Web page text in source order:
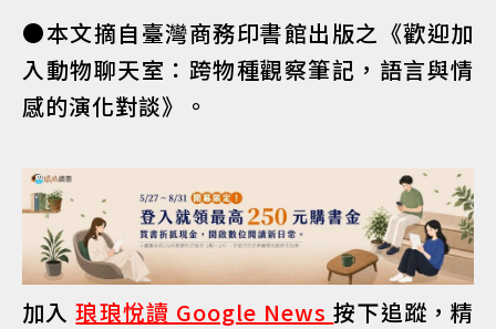
●本文摘自臺灣商務印書館出版之《歡迎加
入動物聊天室：跨物種觀察筆記，語言與情
感的演化對談》。
加入琅琅悅讀 Google News按下追蹤，精